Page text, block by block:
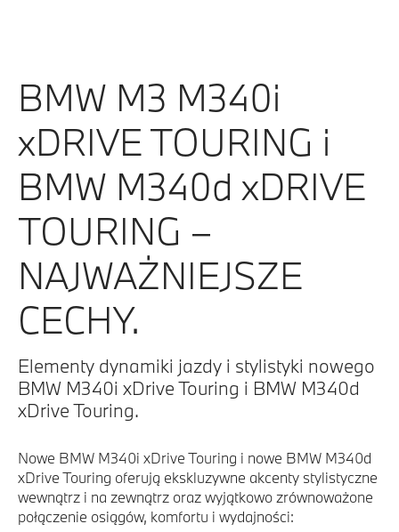
BMW M3 M340i
xDRIVE TOURING i
BMW M340d xDRIVE
TOURING –
NAJWAŻNIEJSZE
CECHY.
Elementy dynamiki jazdy i stylistyki nowego
BMW M340i xDrive Touring i BMW M340d
xDrive Touring.
Nowe BMW M340i xDrive Touring i nowe BMW M340d
xDrive Touring oferują ekskluzywne akcenty stylistyczne
wewnątrz i na zewnątrz oraz wyjątkowo zrównoważone
połączenie osiągów, komfortu i wydajności: